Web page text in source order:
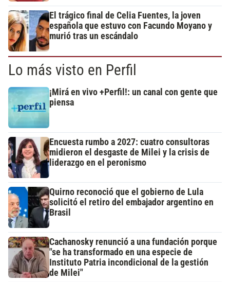
El trágico final de Celia Fuentes, la joven
española que estuvo con Facundo Moyano y
murió tras un escándalo
Lo más visto en Perfil
¡Mirá en vivo +Perfil!: un canal con gente que
piensa
Encuesta rumbo a 2027: cuatro consultoras
midieron el desgaste de Milei y la crisis de
liderazgo en el peronismo
Quirno reconoció que el gobierno de Lula
solicitó el retiro del embajador argentino en
Brasil
Cachanosky renunció a una fundación porque
"se ha transformado en una especie de
Instituto Patria incondicional de la gestión
de Milei"